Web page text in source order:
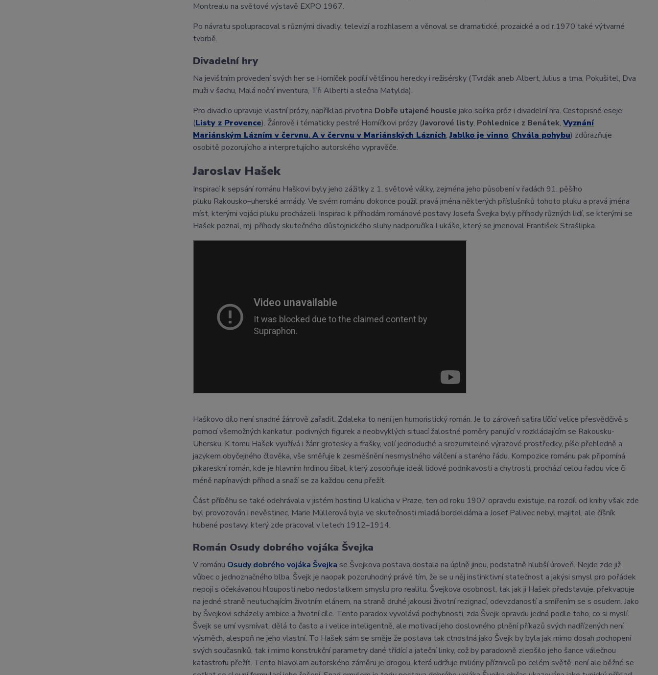
Montrealu na světové výstavě EXPO 1967.
Po návratu spolupracoval s různými divadly, televizí a rozhlasem a věnoval se dramatické, prozaické a od r.1970 také výtvarné
tvorbě.
Divadelní hry
Na jevištním provedení svých her se Horníček podílí většinou herecky i režisérsky (Tvrďák aneb Albert, Julius a tma, Pokušitel, Dva
muži v šachu, Malá noční inventura, Tři Alberti a slečna Matylda).
Pro divadlo upravuje vlastní prózy, například prvotina Dobře utajené housle jako sbírka próz i divadelní hra. Cestopisné eseje
(Listy z Provence). Žánrově i tématicky pestré Horníčkovi prózy (Javorové listy, Pohlednice z Benátek,Vyznání
Mariánským Lázním v červnu.A v červnu v Mariánských Lázních,Jablko je vinno, Chvála pohybu) zdůrazňuje
osobitě pozorujícího a interpretujícího autorského vypravěče.
Jaroslav Hašek
Inspirací k sepsání románu Haškovi byly jeho zážitky z 1. světové války, zejména jeho působení v řadách 91. pěšího
pluku Rakousko–uherské armády. Ve svém románu dokonce použil pravá jména některých příslušníků tohoto pluku a pravá jména
míst, kterými vojáci pluku procházeli. Inspiraci k příhodám románové postavy Josefa Švejka byly příhody různých lidí, se kterými se
Hašek poznal, mj. příhody skutečného důstojnického sluhy nadporučíka Lukáše, který se jmenoval František Strašlipka.
Haškovo dílo není snadné žánrově zařadit. Zdaleka to není jen humoristický román. Je to zároveň satira líčící velice přesvědčivě s
pomocí všemožných karikatur, podivných figurek a neobvyklých situací žalostné poměry panující v rozkládajícím se Rakousku-
Uhersku. K tomu Hašek využívá i žánr grotesky a frašky, volí jednoduché a srozumitelné výrazové prostředky, píše přehledně a
jazykem obyčejného člověka, vše směřuje k zesměšnění nesmyslného válčení a starého řádu. Kompozice románu pak připomíná
pikareskní román, kde je hlavním hrdinou šibal, který zosobňuje ideál lidové podnikavosti a chytrosti, prochází celou řadou více či
méně napínavých příhod a snaží se za každou cenu přežít.
Část příběhu se také odehrávala v jistém hostinci U kalicha v Praze, ten od roku 1907 opravdu existuje, na rozdíl od knihy však zde
byl provozován i nevěstinec, Marie Müllerová byla ve skutečnosti mladá bordeldáma a Josef Palivec nebyl majitel, ale číšník
hubené postavy, který zde pracoval v letech 1912–1914.
Román Osudy dobrého vojáka Švejka
V románu Osudy dobrého vojáka Švejka se Švejkova postava dostala na úplně jinou, podstatně hlubší úroveň. Nejde zde již
vůbec o jednoznačného blba. Švejk je naopak pozoruhodný právě tím, že se u něj instinktivní statečnost a jakýsi smysl pro pořádek
nepojí s očekávanou hloupostí nebo nedostatkem smyslu pro realitu. Švejkova osobnost, tak jak ji Hašek představuje, překvapuje
na jedné straně neutuchajícím životním elánem, na straně druhé jakousi životní rezignací, odevzdaností a smířením se s osudem. Jako
by Švejkovi scházely ambice a životní cíle. Tento paradox vyvolává pochybnosti, zda Švejk opravdu jedná podle toho, co si myslí.
Švejk se umí vysmívat, dělá to často a i velice inteligentně, ale motivací jeho doslovného plnění příkazů svých nadřízených není
výsměch, alespoň ne jeho vlastní. To Hašek sám se směje že postava tak ctnostná jako Švejk by byla jak mimo dosah pochopení
svých současníků, tak i mimo konstrukční parametry dané třídící a jateční linky, což by paradoxně zlepšilo jeho šance válečnou
katastrofu přežít. Tento hlavolam autorského záměru je drogou, která udržuje milióny příznivců po celém světě, není ale běžné se